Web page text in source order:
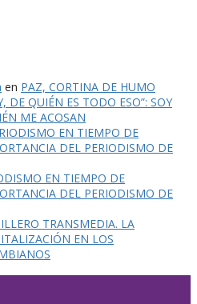
en PAZ, CORTINA DE HUMO
DE QUIÉN ES TODO ESO”: SOY
ME ACOSAN
EN TIEMPO DE
DEL PERIODISMO DE
EN TIEMPO DE
DEL PERIODISMO DE
TRANSMEDIA. LA
EN LOS